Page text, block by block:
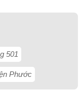
501
Phước